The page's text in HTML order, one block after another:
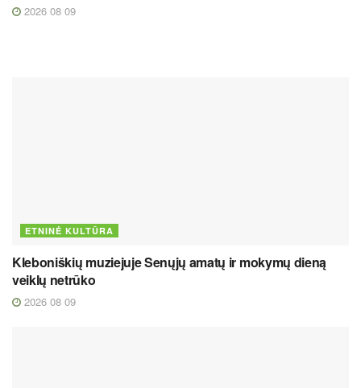
2026 08 09
ETNINĖ KULTŪRA
Kleboniškių muziejuje Senųjų amatų ir mokymų dieną
veiklų netrūko
2026 08 09